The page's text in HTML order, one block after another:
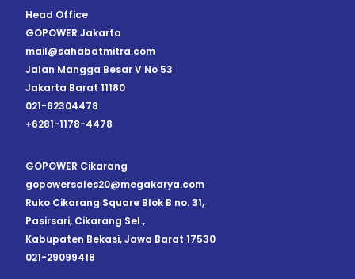
Head Office
GOPOWER Jakarta
mail@sahabatmitra.com
Jalan Mangga Besar V No 53
Jakarta Barat 11180
021-62304478
+6281-1178-4478
GOPOWER Cikarang
gopowersales20@megakarya.com
Ruko Cikarang Square Blok B no. 31,
Pasirsari, Cikarang Sel.,
Kabupaten Bekasi, Jawa Barat 17530
021-29099418